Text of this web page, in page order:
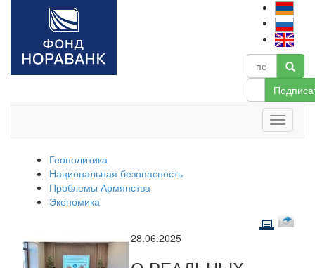
Геополитика
Национальная безопасность
Проблемы Армянства
Экономика
28.06.2025